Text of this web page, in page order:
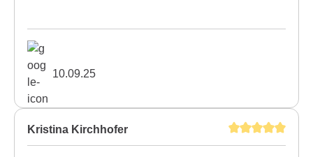
10.09.25
Kristina Kirchhofer